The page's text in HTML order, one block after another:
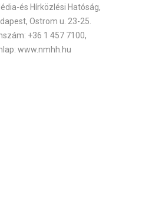
és Hírközlési Hatóság,
Ostrom u. 23-25.
+36 1 457 7100,
www.nmhh.hu